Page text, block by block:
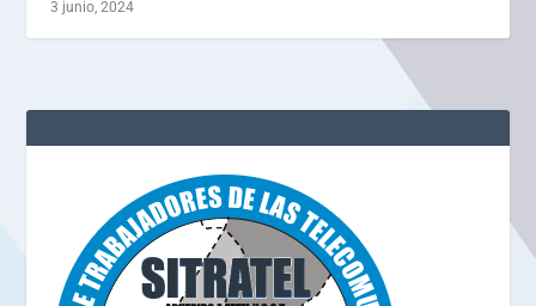
3 junio, 2024